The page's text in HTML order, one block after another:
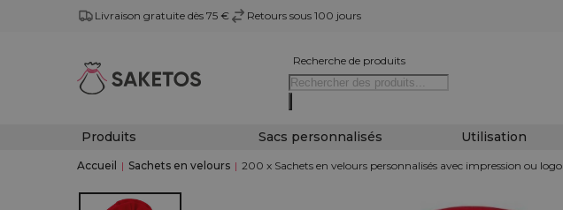
Livraison gratuite dès 75 € Retours sous 100 jours
Recherche de produits
Produits Sacs personnalisés Utilisation
Accueil | Sachets en velours | 200 x Sachets en velours personnalisés avec impression ou logo